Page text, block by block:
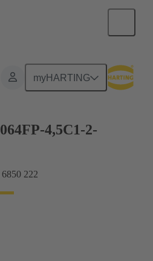
myHARTING
ドーターカード接続
4,5C1-2-
222